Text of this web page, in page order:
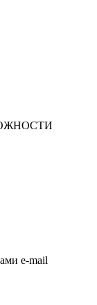
e-mail